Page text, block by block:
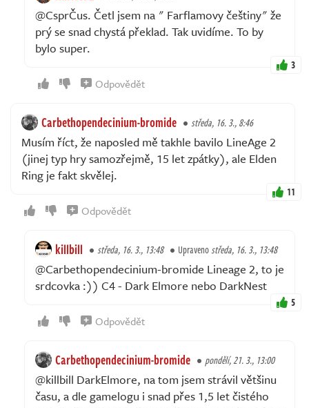
@CsprČus. Četl jsem na " Farflamovy češtiny" že
prý se snad chystá překlad. Tak uvidíme. To by
bylo super.
3
Odpovědět
Carbethopendecinium-bromide středa, 16. 3., 8:46
Musím říct, že naposled mě takhle bavilo LineAge 2
(jinej typ hry samozřejmě, 15 let zpátky), ale Elden
Ring je fakt skvělej.
11
Odpovědět
killbill středa, 16. 3., 13:48 Upravenostředa, 16. 3., 13:48
@Carbethopendecinium-bromide Lineage 2, to je
srdcovka :)) C4 - Dark Elmore nebo DarkNest
5
Odpovědět
Carbethopendecinium-bromide pondělí, 21. 3., 13:00
@killbill DarkElmore, na tom jsem strávil většinu
času, a dle gamelogu i snad přes 1,5 let čistého